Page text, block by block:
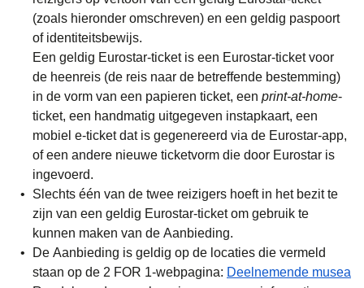
(zoals hieronder omschreven) en een geldig paspoort
of identiteitsbewijs.
Een geldig Eurostar-ticket is een Eurostar-ticket voor
de heenreis (de reis naar de betreffende bestemming)
in de vorm van een papieren ticket, een print-at-home-
ticket, een handmatig uitgegeven instapkaart, een
mobiel e-ticket dat is gegenereerd via de Eurostar-app,
of een andere nieuwe ticketvorm die door Eurostar is
ingevoerd.
Slechts één van de twee reizigers hoeft in het bezit te
zijn van een geldig Eurostar-ticket om gebruik te
kunnen maken van de Aanbieding.
De Aanbieding is geldig op de locaties die vermeld
staan op de 2 FOR 1-webpagina: Deelnemende musea